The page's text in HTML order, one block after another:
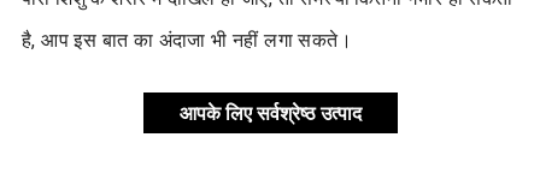
है, आप इस बात का अंदाजा भी नहीं लगा सकते।
आपके लिए सर्वश्रेष्ठ उत्पाद